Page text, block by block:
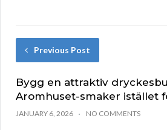
Previous Post
Bygg en attraktiv
Aromhuset-smaker istället
JANUARY 6, 2026 NO COMMENTS